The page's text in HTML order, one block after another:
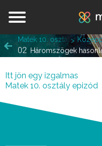
Matek 10. osztály
02
Itt jön egy izgalmas
Matek 10. osztály epizód